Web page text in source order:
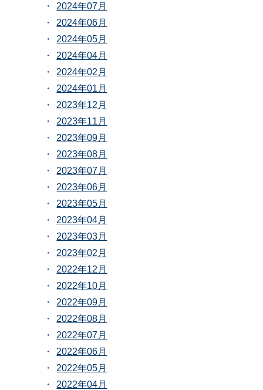
2024年07月
2024年06月
2024年05月
2024年04月
2024年02月
2024年01月
2023年12月
2023年11月
2023年09月
2023年08月
2023年07月
2023年06月
2023年05月
2023年04月
2023年03月
2023年02月
2022年12月
2022年10月
2022年09月
2022年08月
2022年07月
2022年06月
2022年05月
2022年04月